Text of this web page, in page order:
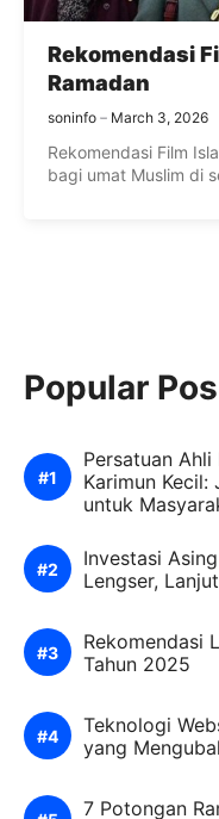
Rekomendasi
Ramadan
soninfo March 3, 2026
Rekomendasi Film
bagi umat Muslim di
Popular Pos
Persatuan Ahli
Karimun Kecil:
untuk
Investasi
Lengser,
Rekomendasi
Tahun 2025
Teknologi
yang
7 Potongan